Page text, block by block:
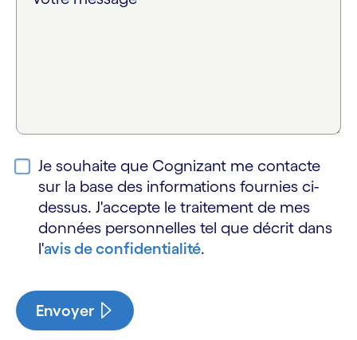
Je souhaite que Cognizant me contacte
sur la base des informations fournies ci-
dessus. J'accepte le traitement de mes
données personnelles tel que décrit dans
l'avis de confidentialité.
Envoyer